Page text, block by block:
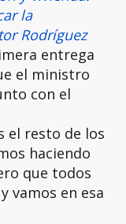
la
Rodríguez
entrega
el ministro
con el
el resto de los
haciendo
que todos
vamos en esa